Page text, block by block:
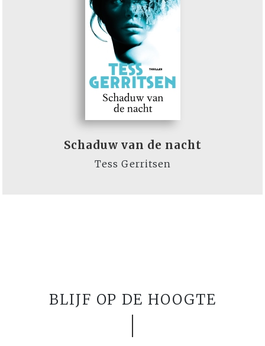
Schaduw van de nacht
Tess Gerritsen
BLIJF OP DE HOOGTE